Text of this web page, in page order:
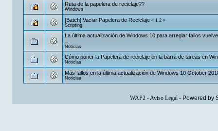
Ruta de la papelera de reciclaje??
Windows
[Batch] Vaciar Papelera de Reciclaje «1 2»
Scripting
La última actualización de Windows 10 para arreglar fallos
...
Noticias
Cómo poner la Papelera de reciclaje en la barra de tareas en
Noticias
Más fallos en la última actualización de Windows 10 October
Noticias
WAP2-Aviso Legal- Powered by